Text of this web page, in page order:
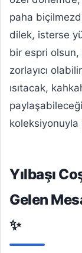
paha
dilek, isterse
bir espri
zorlayıcı
ısıtacak,
koleksiyonuyla
Yılbaşı
Gelen
✨